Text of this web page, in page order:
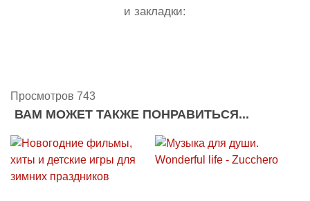
и закладки:
Просмотров 743
ВАМ МОЖЕТ ТАКЖЕ ПОНРАВИТЬСЯ...